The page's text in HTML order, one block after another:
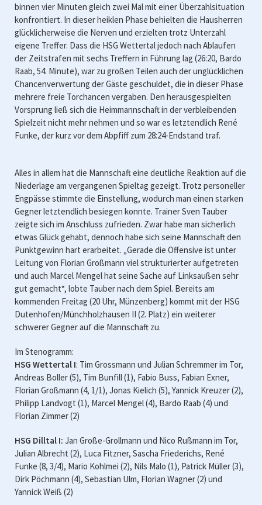
binnen vier Minuten gleich zwei Mal mit einer Überzahlsituation
konfrontiert. In dieser heiklen Phase behielten die Hausherren
glücklicherweise die Nerven und erzielten trotz Unterzahl
eigene Treffer. Dass die HSG Wettertal jedoch nach Ablaufen
der Zeitstrafen mit sechs Treffern in Führung lag (26:20, Bardo
Raab, 54. Minute), war zu großen Teilen auch der unglücklichen
Chancenverwertung der Gäste geschuldet, die in dieser Phase
mehrere freie Torchancen vergaben. Den herausgespielten
Vorsprung ließ sich die Heimmannschaft in der verbleibenden
Spielzeit nicht mehr nehmen und so war es letztendlich René
Funke, der kurz vor dem Abpfiff zum 28:24-Endstand traf.
Alles in allem hat die Mannschaft eine deutliche Reaktion auf die
Niederlage am vergangenen Spieltag gezeigt. Trotz personeller
Engpässe stimmte die Einstellung, wodurch man einen starken
Gegner letztendlich besiegen konnte. Trainer Sven Tauber
zeigte sich im Anschluss zufrieden. Zwar habe man sicherlich
etwas Glück gehabt, dennoch habe sich seine Mannschaft den
Punktgewinn hart erarbeitet. „Gerade die Offensive ist unter
Leitung von Florian Großmann viel strukturierter aufgetreten
und auch Marcel Mengel hat seine Sache auf Linksaußen sehr
gut gemacht“, lobte Tauber nach dem Spiel. Bereits am
kommenden Freitag (20 Uhr, Münzenberg) kommt mit der HSG
Dutenhofen/Münchholzhausen II (2. Platz) ein weiterer
schwerer Gegner auf die Mannschaft zu.
Im Stenogramm:
HSG Wettertal I: Tim Grossmann und Julian Schremmer im Tor,
Andreas Boller (5), Tim Bunfill (1), Fabio Buss, Fabian Exner,
Florian Großmann (4, 1/1), Jonas Kielich (5), Yannick Kreuzer (2),
Philipp Landvogt (1), Marcel Mengel (4), Bardo Raab (4) und
Florian Zimmer (2)
HSG Dilltal I: Jan Große-Grollmann und Nico Rußmann im Tor,
Julian Albrecht (2), Luca Fitzner, Sascha Friederichs, René
Funke (8, 3/4), Mario Kohlmei (2), Nils Malo (1), Patrick Müller (3),
Dirk Pöchmann (4), Sebastian Ulm, Florian Wagner (2) und
Yannick Weiß (2)